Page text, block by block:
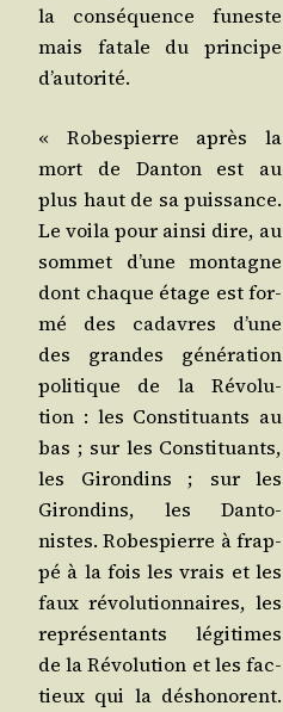
la consé­quence funeste
mais fatale du prin­cipe
d’autorité.
« Robes­pierre après la
mort de Dan­ton est au
plus haut de sa puis­sance.
Le voi­la pour ain­si dire, au
som­met d’une mon­tagne
dont chaque étage est for­
mé des cadavres d’une
des grandes géné­ra­tion
poli­tique de la Révo­lu­
tion : les Consti­tuants au
bas ; sur les Consti­tuants,
les Giron­dins ; sur les
Giron­dins, les Dan­to­
nistes. Robes­pierre à frap­
pé à la fois les vrais et les
faux révo­lu­tion­naires, les
repré­sen­tants légi­times
de la Révo­lu­tion et les fac­
tieux qui la désho­norent.